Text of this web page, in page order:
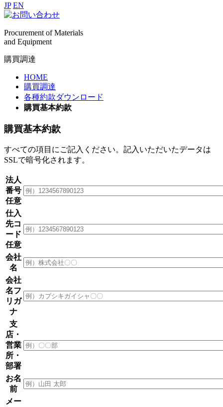
JP EN
Procurement of Materials
and Equipment
購買調達
HOME
購買調達
各種約款ダウンロード
購買基本約款
購買基本約款
すべての項目にご記入ください。記入いただいたデータは
SSLで暗号化されます。
法人
番号
任意
仕入
先コ
ード
任意
会社
名
会社
名フ
リガ
ナ
支
店・
営業
所・
部署
お名
前
メー